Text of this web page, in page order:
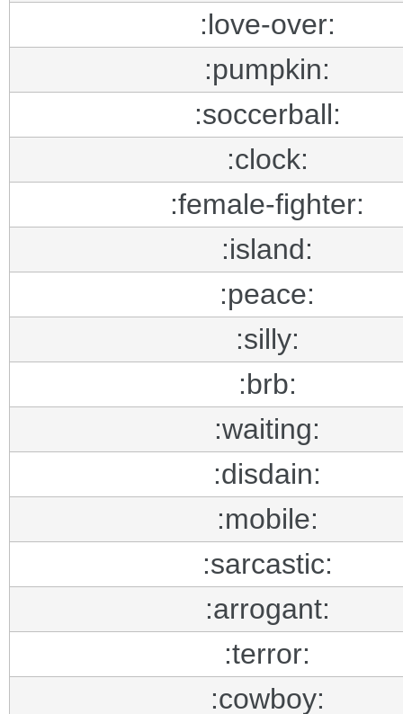
:love-over:
:pumpkin:
:soccerball:
:clock:
:female-fighter:
:island:
:peace:
:silly:
:brb:
:waiting:
:disdain:
:mobile:
:sarcastic:
:arrogant:
:terror:
:cowboy: